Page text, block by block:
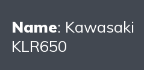
Name: Kawasaki
KLR650